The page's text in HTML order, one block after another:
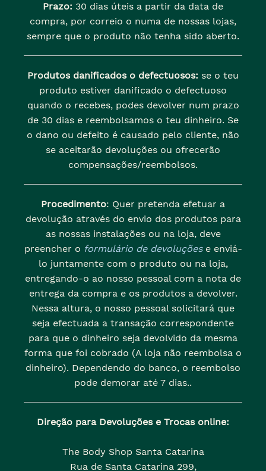
Prazo: 30 dias úteis a partir da data de
compra, por correio o numa de nossas lojas,
sempre que o produto não tenha sido aberto.
Produtos danificados o defectuosos: se o teu
produto estiver danificado o defectuoso
quando o recebes, podes devolver num prazo
de 30 dias e reembolsamos o teu dinheiro. Se
o dano ou defeito é causado pelo cliente, não
se aceitarão devoluções ou ofrecerão
compensações/reembolsos.
Procedimento: Quer pretenda efetuar a
devolução através do envio dos produtos para
as nossas instalações ou na loja, deve
preencher o formulário de devoluçõese enviá-
lo juntamente com o produto ou na loja,
entregando-o ao nosso pessoal com a nota de
entrega da compra e os produtos a devolver.
Nessa altura, o nosso pessoal solicitará que
seja efectuada a transação correspondente
para que o dinheiro seja devolvido da mesma
forma que foi cobrado (A loja não reembolsa o
dinheiro). Dependendo do banco, o reembolso
pode demorar até 7 dias..
Direção para Devoluções e Trocas online:
The Body Shop Santa Catarina
Rua de Santa Catarina 299,